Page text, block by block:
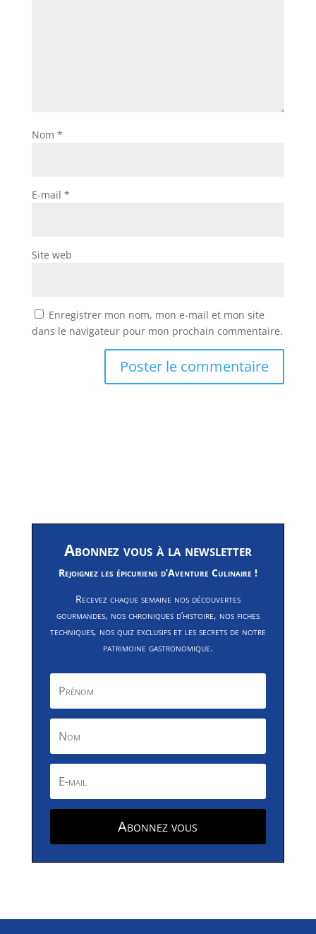
Nom *
E-mail *
Site web
Enregistrer mon nom, mon e-mail et mon site
dans le navigateur pour mon prochain commentaire.
Abonnez vous à la newsletter
Rejoignez les épicuriens d’Aventure Culinaire !
Recevez chaque semaine nos découvertes
gourmandes, nos chroniques d’histoire, nos fiches
techniques, nos quiz exclusifs et les secrets de notre
patrimoine gastronomique.
Abonnez vous